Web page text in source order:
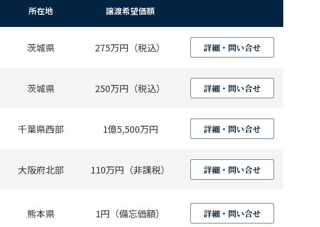
所在地 譲渡希望価額
茨城県 275万円（税込） 詳細・問い合せ
茨城県 250万円（税込） 詳細・問い合せ
千葉県西部 1億5,500万円 詳細・問い合せ
大阪府北部 110万円（非課税） 詳細・問い合せ
熊本県 1円（備忘価額） 詳細・問い合せ